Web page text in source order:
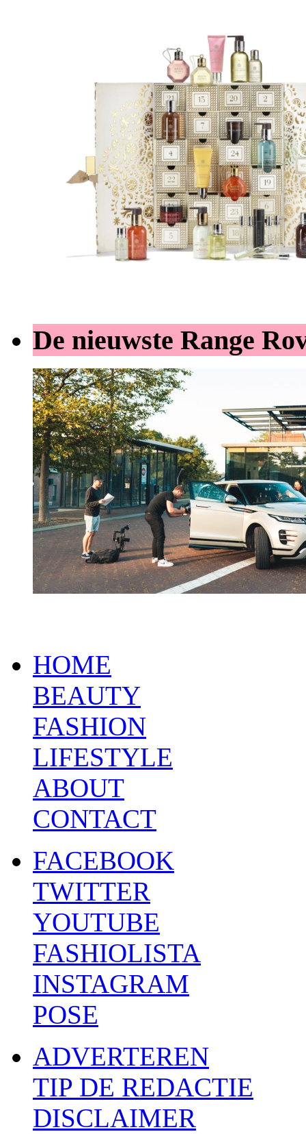
De nieuwste Range
HOME
BEAUTY
FASHION
LIFESTYLE
ABOUT
CONTACT
FACEBOOK
TWITTER
YOUTUBE
FASHIOLISTA
INSTAGRAM
POSE
ADVERTEREN
TIP DE REDACTIE
DISCLAIMER